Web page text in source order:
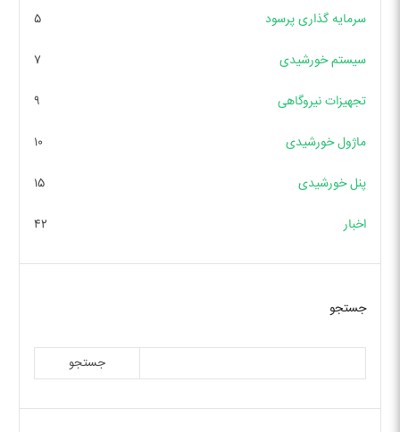
سرمایه گذاری پرسود ۵
سیستم خورشیدی ۷
تجهیزات نیروگاهی ۹
ماژول خورشیدی ۱۰
پنل خورشیدی ۱۵
اخبار ۴۲
جستجو
جستجو